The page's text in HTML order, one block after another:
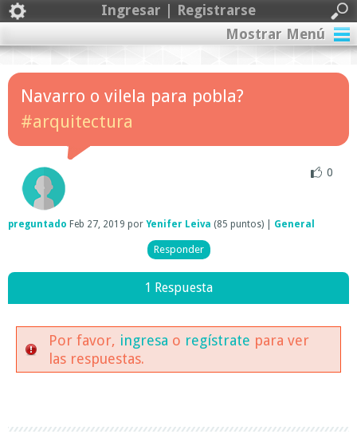
Ingresar | Registrarse
Mostrar Menú
Navarro o vilela para pobla?
#arquitectura
0
preguntado Feb 27, 2019 por Yenifer Leiva (85 puntos) General
1 Respuesta
Por favor, ingresa o regístrate para ver
las respuestas.